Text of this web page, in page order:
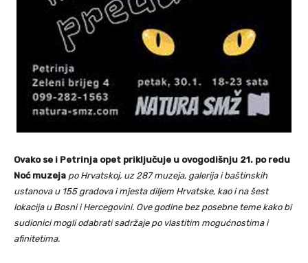
Ovako se i Petrinja opet priključuje u ovogodišnju 21. po redu
Noć muzeja po Hrvatskoj, uz 287 muzeja, galerija i baštinskih
ustanova u 155 gradova i mjesta diljem Hrvatske, kao i na šest
lokacija u Bosni i Hercegovini. Ove godine bez posebne teme kako bi
sudionici mogli odabrati sadržaje po vlastitim mogućnostima i
afinitetima.